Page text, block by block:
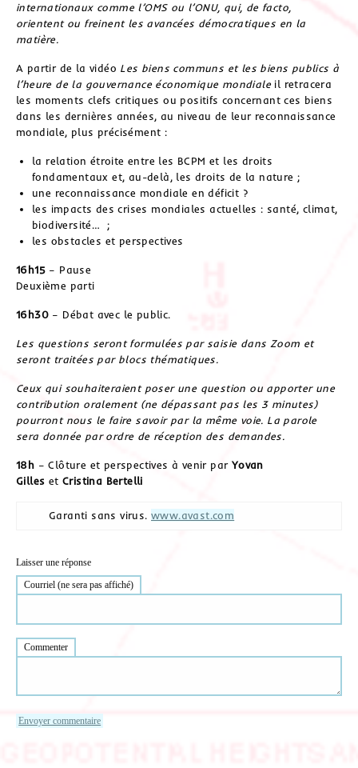
internationaux comme l’OMS ou l’ONU, qui, de facto,
orientent ou freinent les avancées démocratiques en la
matière.
A partir de la vidéo Les biens communs et les biens publics à
l’heure de la gouvernance économique mondiale il retracera
les moments clefs critiques ou positifs concernant ces biens
dans les dernières années, au niveau de leur reconnaissance
mondiale, plus précisément :
la relation étroite entre les BCPM et les droits
fondamentaux et, au-delà, les droits de la nature ;
une reconnaissance mondiale en déficit ?
les impacts des crises mondiales actuelles : santé, climat,
biodiversité… ;
les obstacles et perspectives
16h15 – Pause
Deuxième parti
16h30 – Débat avec le public.
Les questions seront formulées par saisie dans Zoom et
seront traitées par blocs thématiques.
Ceux qui souhaiteraient poser une question ou apporter une
contribution oralement (ne dépassant pas les 3 minutes)
pourront nous le faire savoir par la même voie. La parole
sera donnée par ordre de réception des demandes.
18h – Clôture et perspectives à venir par Yovan
Gilles etCristina Bertelli
Garanti sans virus.www.avast.com
Laisser une réponse
Courriel (ne sera pas affiché)
Commenter